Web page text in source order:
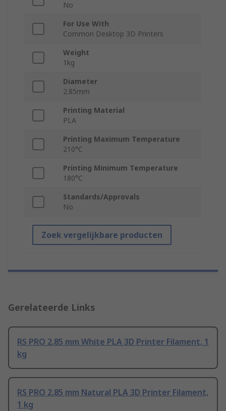
No
For Use With
Common Desktop 3D Printers
Weight
1kg
Diameter
2.85mm
Printing Material
PLA
Printing Maximum Temperature
210°C
Printing Minimum Temperature
180°C
Standards/Approvals
No
Zoek vergelijkbare producten
Gerelateerde Links
RS PRO 2.85 mm White PLA 3D Printer Filament, 1
kg
RS PRO 2.85 mm Natural PLA 3D Printer Filament,
1 kg